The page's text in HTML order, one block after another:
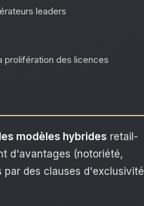
leaders
prolifération des licences
modèles hybrides retail-
d'avantages (notoriété,
des clauses d'exclusivité